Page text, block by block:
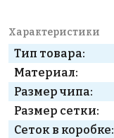
Характеристики
Тип товара:
Материал:
Размер чипа:
Размер сетки:
Сеток в коробке: